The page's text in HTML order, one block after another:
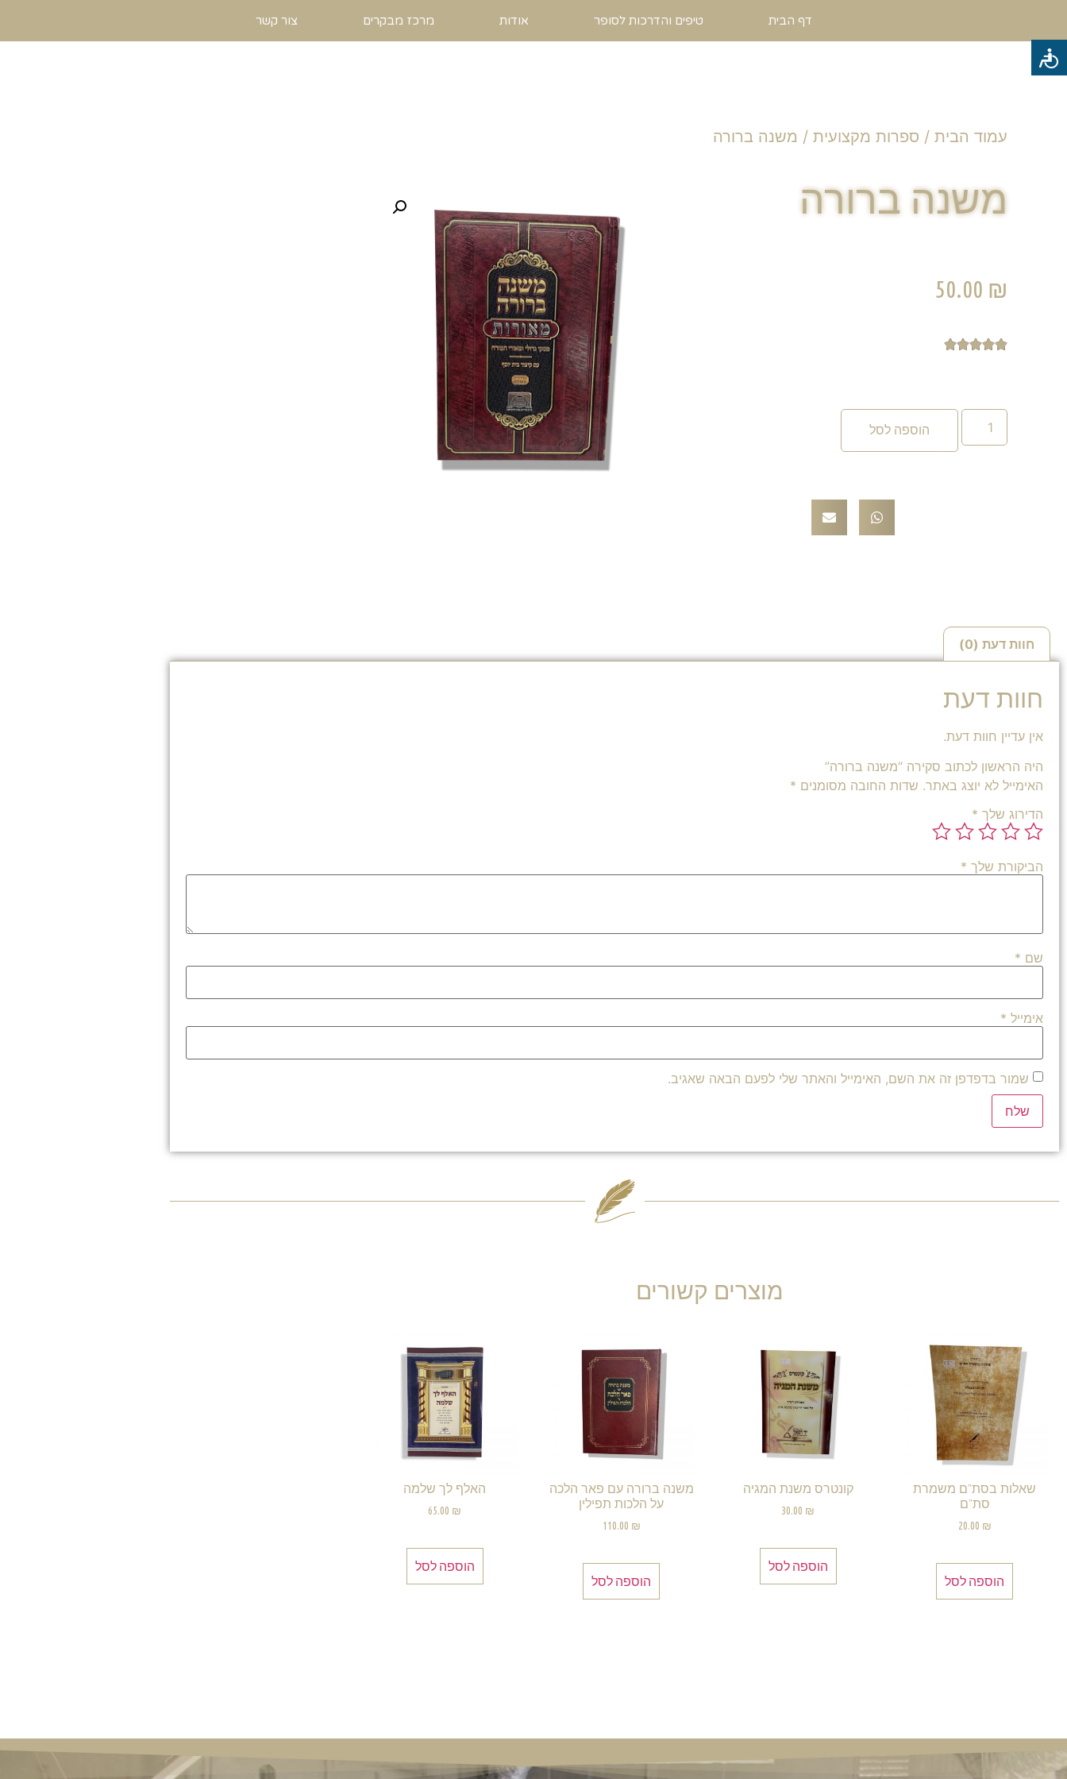
דף הבית טיפים והדרכות לסופר אודות מרכז מבקרים צור קשר
עמוד הבית / ספרות מקצועית / משנה ברורה
משנה ברורה
50.00 ₪





הוספה לסל
חוות דעת (0)
חוות דעת
אין עדיין חוות דעת.
היה הראשון לכתוב סקירה “משנה ברורה”
האימייל לא יוצג באתר. שדות החובה מסומנים *
הדירוג שלך *
הביקורת שלך *
שם *
אימייל *
שמור בדפדפן זה את השם, האימייל והאתר שלי לפעם הבאה שאגיב.
מוצרים קשורים
שאלות בסת"ם משמרת
סת"ם
20.00 ₪
הוספה לסל
קונטרס משנת המגיה
30.00 ₪
הוספה לסל
משנה ברורה עם פאר הלכה
על הלכות תפילין
110.00 ₪
הוספה לסל
האלף לך שלמה
65.00 ₪
הוספה לסל